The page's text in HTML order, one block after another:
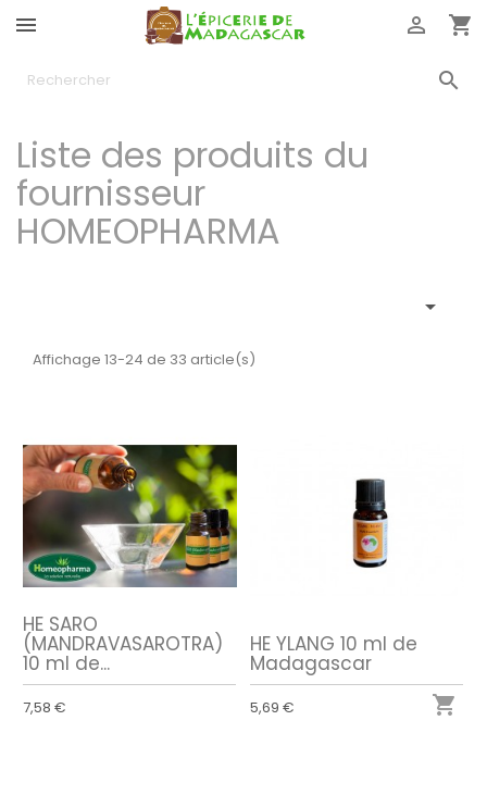
 


Liste des produits du
fournisseur
HOMEOPHARMA

Affichage 13-24 de 33 article(s)
HE SARO
(MANDRAVASAROTRA)
10 ml de...
7,58 €
HE YLANG 10 ml de
Madagascar
5,69 € 